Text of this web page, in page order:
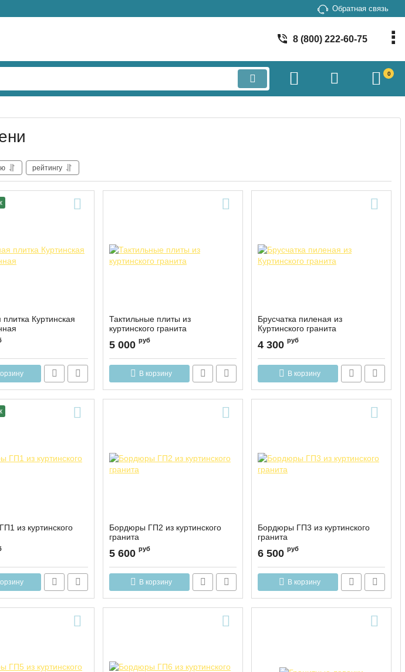
Обратная связь
8 (800) 222-60-75
0
рейтингу
плитка Куртинская
Тактильные плиты из
куртинского гранита
5 000 руб
В корзину
Брусчатка пиленая из
Куртинского гранита
4 300 руб
В корзину
из куртинского
Бордюры ГП2 из куртинского
гранита
5 600 руб
В корзину
Бордюры ГП3 из куртинского
гранита
6 500 руб
В корзину